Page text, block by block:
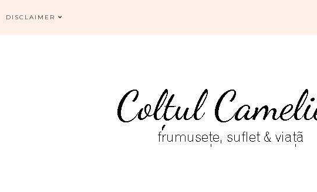
DISCLAIMER